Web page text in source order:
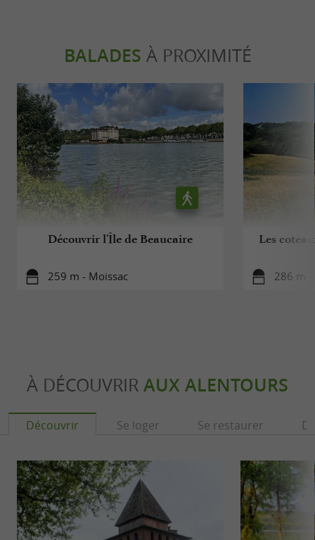
BALADES À PROXIMITÉ
Découvrir l'Île de Beaucaire
259 m - Moissac
Les
286 m -
À DÉCOUVRIR AUX ALENTOURS
Découvrir Se loger Se restaurer